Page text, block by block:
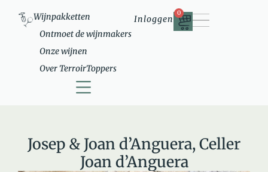
Wijnpakketten
Ontmoet de wijnmakers
Onze wijnen
Over TerroirToppers
Inloggen
0
Josep & Joan d’Anguera, Celler
Joan d’Anguera